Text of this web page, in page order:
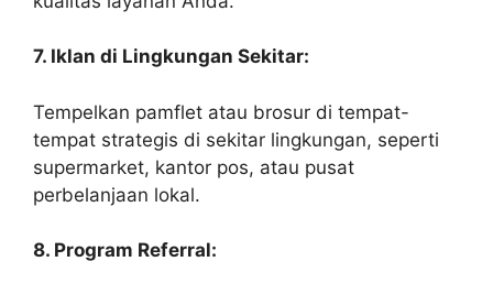
7. Iklan di Lingkungan Sekitar:
Tempelkan pamflet atau brosur di tempat-
tempat strategis di sekitar lingkungan, seperti
supermarket, kantor pos, atau pusat
perbelanjaan lokal.
8. Program Referral: